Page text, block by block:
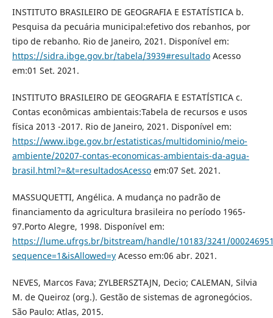
INSTITUTO BRASILEIRO DE GEOGRAFIA E ESTATÍSTICA b.
Pesquisa da pecuária municipal:efetivo dos rebanhos, por
tipo de rebanho. Rio de Janeiro, 2021. Disponível em:
https://sidra.ibge.gov.br/tabela/3939#resultadoAcesso
em:01 Set. 2021.
INSTITUTO BRASILEIRO DE GEOGRAFIA E ESTATÍSTICA c.
Contas econômicas ambientais:Tabela de recursos e usos
física 2013 -2017. Rio de Janeiro, 2021. Disponível em:
https://www.ibge.gov.br/estatisticas/multidominio/meio-
ambiente/20207-contas-economicas-ambientais-da-agua-
brasil.html?=&t=resultadosAcessoem:07 Set. 2021.
MASSUQUETTI, Angélica. A mudança no padrão de
financiamento da agricultura brasileira no período 1965-
97.Porto Alegre, 1998. Disponível em:
https://lume.ufrgs.br/bitstream/handle/10183/3241/
sequence=1&isAllowed=yAcesso em:06 abr. 2021.
NEVES, Marcos Fava; ZYLBERSZTAJN, Decio; CALEMAN, Silvia
M. de Queiroz (org.). Gestão de sistemas de agronegócios.
São Paulo: Atlas, 2015.